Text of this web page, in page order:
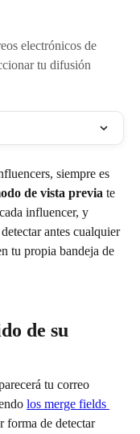
electrónicos de
tu difusión
siempre es
de vista previa te
influencer, y
antes cualquier
tu propia bandeja de
de su
tu correo
los merge fields
forma de detectar